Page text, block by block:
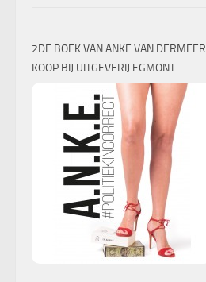
2DE BOEK VAN ANKE VAN
KOOP BIJ UITGEVERIJ EGMONT